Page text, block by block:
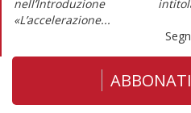
nell’Introduzione
«L’accelerazione...